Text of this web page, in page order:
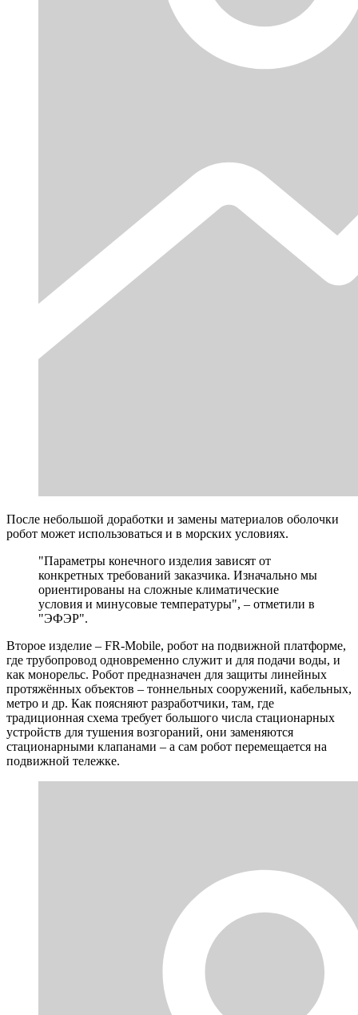
После небольшой доработки и замены материалов оболочки
робот может использоваться и в морских условиях.
"Параметры конечного изделия зависят от
конкретных требований заказчика. Изначально мы
ориентированы на сложные климатические
условия и минусовые температуры", – отметили в
"ЭФЭР".
Второе изделие – FR-Mobile, робот на подвижной платформе,
где трубопровод одновременно служит и для подачи воды, и
как монорельс. Робот предназначен для защиты линейных
протяжённых объектов – тоннельных сооружений, кабельных,
метро и др. Как поясняют разработчики, там, где
традиционная схема требует большого числа стационарных
устройств для тушения возгораний, они заменяются
стационарными клапанами – а сам робот перемещается на
подвижной тележке.